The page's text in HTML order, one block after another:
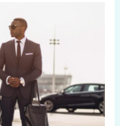
اتصل
بنا
60036648